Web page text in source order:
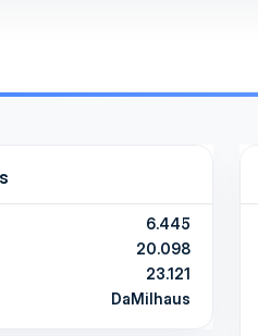
6.445
20.098
23.121
DaMilhaus